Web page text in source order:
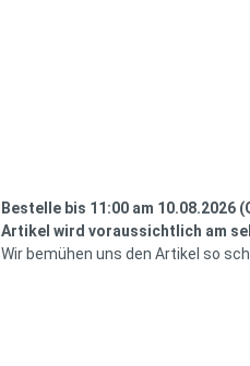
Bestelle bis 11:00 am
Artikel wird voraussichtlich am
Wir bemühen uns den Artikel so